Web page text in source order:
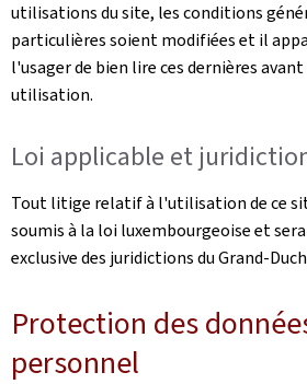
utilisations du site, les conditions
particulières soient modifiées et il
l'usager de bien lire ces dernières
utilisation.
Loi applicable et
Tout litige relatif à l'utilisation de ce
soumis à la loi luxembourgeoise et
exclusive des juridictions du Grand-
Protection des
personnel